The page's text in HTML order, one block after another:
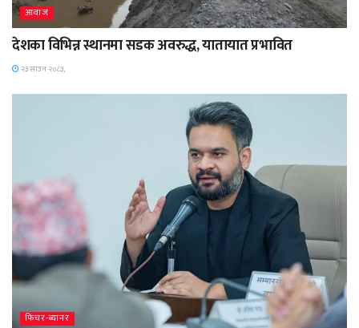
आवाज
देशका विभिन्न स्थानमा सडक अवरुद्ध, यातायात प्रभावित
२३ साउन २०८३,
फिचर-ब्यानर